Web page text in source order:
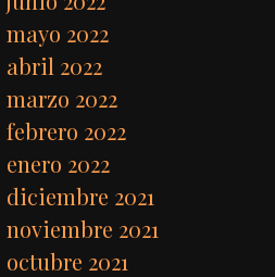
mayo 2022
abril 2022
marzo 2022
febrero 2022
enero 2022
diciembre 2021
noviembre 2021
octubre 2021